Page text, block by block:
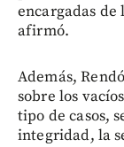
encargadas de
afirmó.
Además,
sobre los
tipo de casos,
integridad, la